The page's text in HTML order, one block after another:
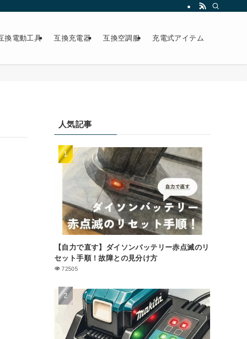
換電動工具 互換充電器 互換空調服 充電式アイテム
人気記事
【自力で直す】ダイソンバッテリー赤点滅のリ
セット手順！故障との見分け方
72505